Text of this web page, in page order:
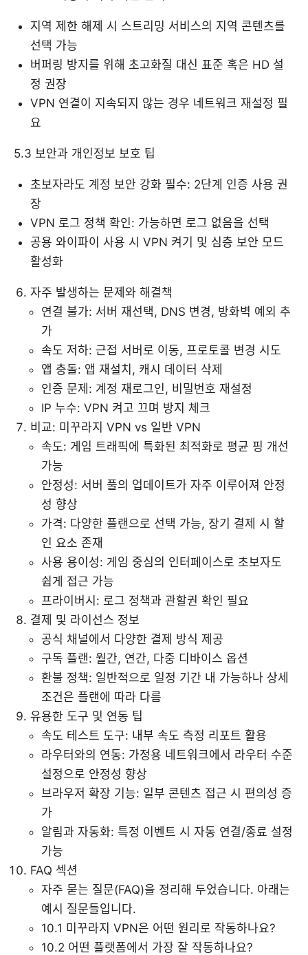
지역 제한 해제 시 스트리밍 서비스의 지역 콘텐츠를
선택 가능
버퍼링 방지를 위해 초고화질 대신 표준 혹은 HD 설
정 권장
VPN 연결이 지속되지 않는 경우 네트워크 재설정 필
요
5.3 보안과 개인정보 보호 팁
초보자라도 계정 보안 강화 필수: 2단계 인증 사용 권
장
VPN 로그 정책 확인: 가능하면 로그 없음을 선택
공용 와이파이 사용 시 VPN 켜기 및 심층 보안 모드
활성화
자주 발생하는 문제와 해결책
연결 불가: 서버 재선택, DNS 변경, 방화벽 예외 추
가
속도 저하: 근접 서버로 이동, 프로토콜 변경 시도
앱 충돌: 앱 재설치, 캐시 데이터 삭제
인증 문제: 계정 재로그인, 비밀번호 재설정
IP 누수: VPN 켜고 끄며 방지 체크
비교: 미꾸라지 VPN vs 일반 VPN
속도: 게임 트래픽에 특화된 최적화로 평균 핑 개선
가능
안정성: 서버 풀의 업데이트가 자주 이루어져 안정
성 향상
가격: 다양한 플랜으로 선택 가능, 장기 결제 시 할
인 요소 존재
사용 용이성: 게임 중심의 인터페이스로 초보자도
쉽게 접근 가능
프라이버시: 로그 정책과 관할권 확인 필요
결제 및 라이선스 정보
공식 채널에서 다양한 결제 방식 제공
구독 플랜: 월간, 연간, 다중 디바이스 옵션
환불 정책: 일반적으로 일정 기간 내 가능하나 상세
조건은 플랜에 따라 다름
유용한 도구 및 연동 팁
속도 테스트 도구: 내부 속도 측정 리포트 활용
라우터와의 연동: 가정용 네트워크에서 라우터 수준
설정으로 안정성 향상
브라우저 확장 기능: 일부 콘텐츠 접근 시 편의성 증
가
알림과 자동화: 특정 이벤트 시 자동 연결/종료 설정
가능
FAQ 섹션
자주 묻는 질문(FAQ)을 정리해 두었습니다. 아래는
예시 질문들입니다.
10.1 미꾸라지 VPN은 어떤 원리로 작동하나요?
10.2 어떤 플랫폼에서 가장 잘 작동하나요?